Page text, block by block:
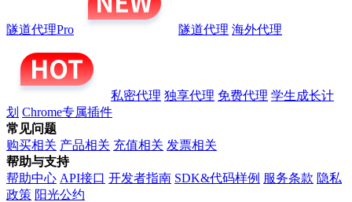
隧道代理Pro 隧道代理 海外代理
私密代理 独享代理 免费代理 学生成长计
划 Chrome专属插件
常见问题
购买相关 产品相关 充值相关 发票相关
帮助与支持
帮助中心 API接口 开发者指南 SDK&代码样例 服务条款 隐私
政策 阳光公约